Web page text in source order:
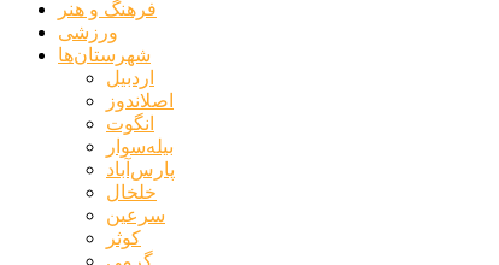
فرهنگ و هنر
ورزشی
شهرستان‌ها
اردبیل
اصلاندوز
انگوت
بیله‌سوار
پارس‌آباد
خلخال
سرعین
کوثر
گرمی